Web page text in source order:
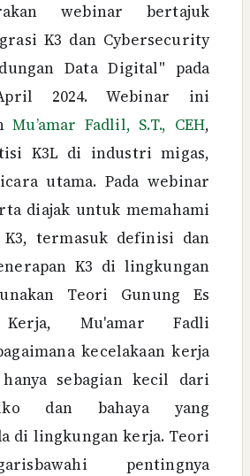
webinar bertajuk
K3 dan Cybersecurity
Data Digital" pada
2024. Webinar ini
Mu’amar Fadlil, S.T., CEH,
K3L di industri migas,
utama. Pada webinar
diajak untuk memahami
K3, termasuk definisi dan
K3 di lingkungan
Teori Gunung Es
Kerja, Mu'amar Fadli
kecelakaan kerja
sebagian kecil dari
dan bahaya yang
di lingkungan kerja. Teori
pentingnya